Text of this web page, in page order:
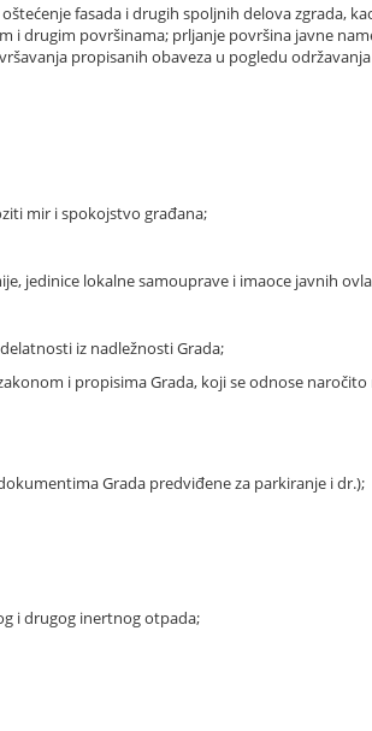
fasada i drugih spoljnih delova zgrada,
i drugim površinama; prljanje površina javne
propisanih obaveza u pogledu
mir i spokojstvo građana;
jedinice lokalne samouprave i imaoce javnih
iz nadležnosti Grada;
i propisima Grada, koji se odnose naročito
Grada predviđene za parkiranje i dr.);
i drugog inertnog otpada;